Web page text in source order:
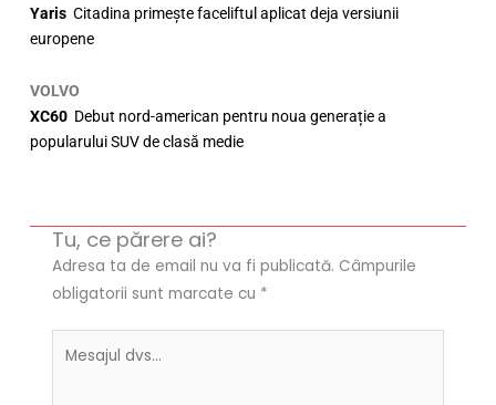
YarisCitadina primește faceliftul aplicat deja versiunii
europene
VOLVO
XC60 Debut nord-american pentru noua generație a
popularului SUV de clasă medie
Tu, ce părere ai?
Adresa ta de email nu va fi publicată. Câmpurile
obligatorii sunt marcate cu *